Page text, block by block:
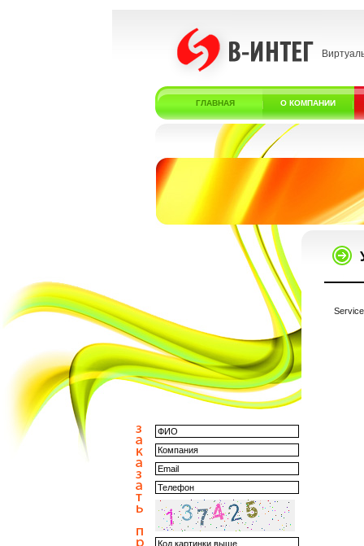
ГЛАВНАЯ О КОМПАНИИ